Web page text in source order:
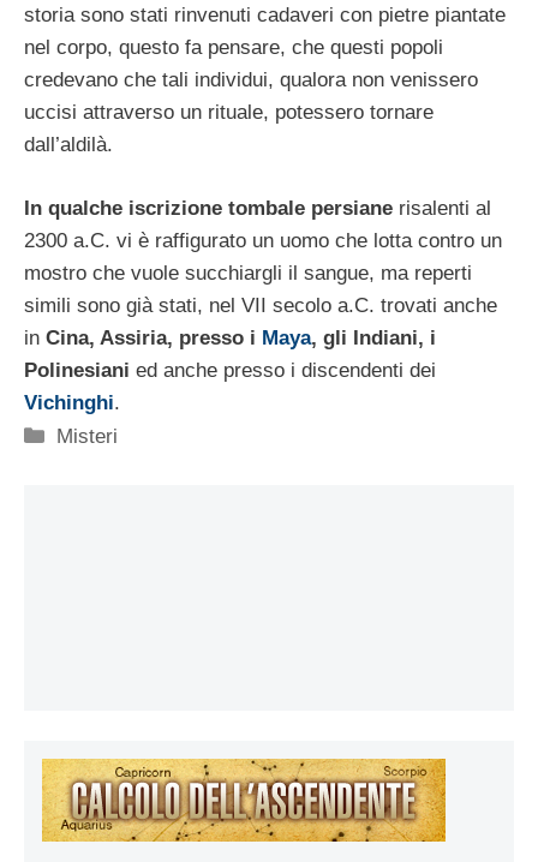
storia sono stati rinvenuti cadaveri con pietre piantate
nel corpo, questo fa pensare, che questi popoli
credevano che tali individui, qualora non venissero
uccisi attraverso un rituale, potessero tornare
dall’aldilà.
In qualche iscrizione tombale persiane risalenti al
2300 a.C. vi è raffigurato un uomo che lotta contro un
mostro che vuole succhiargli il sangue, ma reperti
simili sono già stati, nel VII secolo a.C. trovati anche
in Cina, Assiria, presso i Maya, gli Indiani, i
Polinesiani ed anche presso i discendenti dei
Vichinghi.
Categorie
Misteri